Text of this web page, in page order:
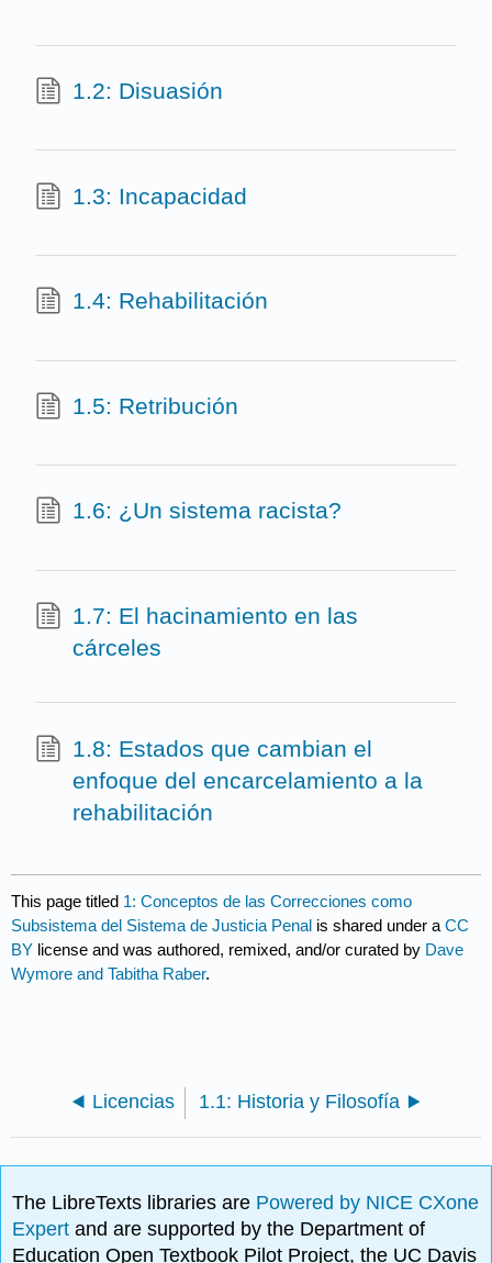
1.2: Disuasión
1.3: Incapacidad
1.4: Rehabilitación
1.5: Retribución
1.6: ¿Un sistema racista?
1.7: El hacinamiento en las
cárceles
1.8: Estados que cambian el
enfoque del encarcelamiento a la
rehabilitación
This page titled 1: Conceptos de las Correcciones como
Subsistema del Sistema de Justicia Penal is shared under aCC
BY license and was authored, remixed, and/or curated by Dave
Wymore and Tabitha Raber.
Licencias 1.1: Historia y Filosofía
The LibreTexts libraries are Powered by NICE CXone
Expertand are supported by the Department of
Education Open Textbook Pilot Project, the UC Davis